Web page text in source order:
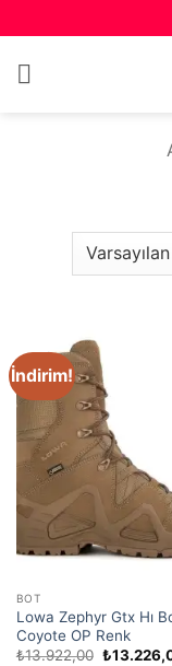
İndirim!
BOT
Lowa Zephyr Gtx Hı
Coyote OP Renk
₺13.922,00 ₺